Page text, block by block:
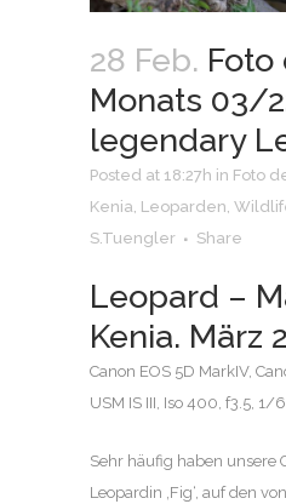
28 Feb. Foto
Monats 03/
legendary
Posted at 18:27h in Foto
Kenia, Leoparden,
S.Tuengler
Share
Leopard –
Kenia. März
Canon EOS 5D MarkIV,
USM IS III, Iso 400, f3.5, 1/
Sehr häufig haben unsere
Leopardin ‚Fig‘, auf den